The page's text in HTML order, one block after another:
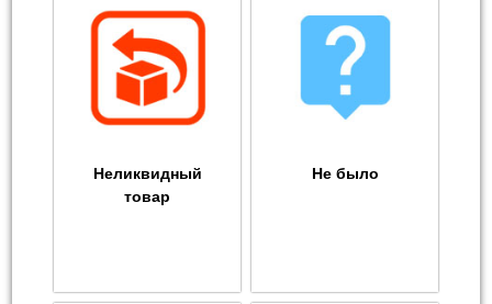
Неликвидный
товар
Не было